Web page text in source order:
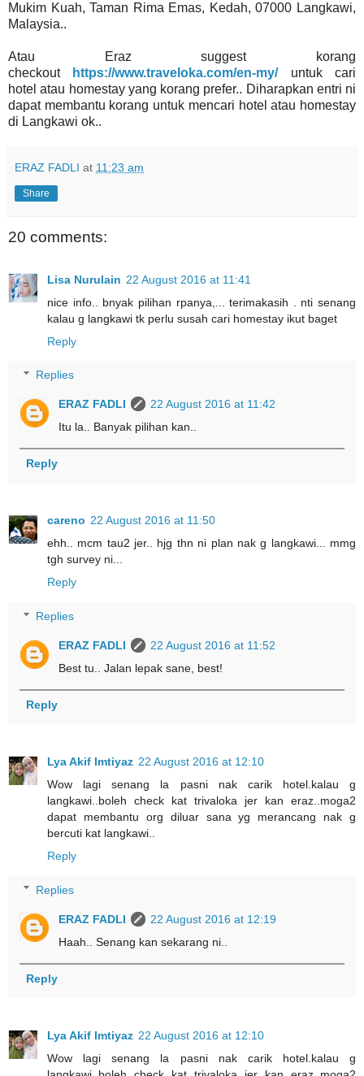
Mukim Kuah, Taman Rima Emas, Kedah, 07000 Langkawi,
Malaysia..
Atau Eraz suggest korang
checkout
https://www.traveloka.com/en-my/untuk cari
hotel atau homestay yang korang prefer.. Diharapkan entri ni
dapat membantu korang untuk mencari hotel atau homestay
di Langkawi ok..
ERAZ FADLI at 11:23 am
Share
20 comments:
Lisa Nurulain 22 August 2016 at 11:41
nice info.. bnyak pilihan rpanya,... terimakasih . nti senang
kalau g langkawi tk perlu susah cari homestay ikut baget
Reply
Replies
ERAZ FADLI
22 August 2016 at 11:42
Itu la.. Banyak pilihan kan..
Reply
careno 22 August 2016 at 11:50
ehh.. mcm tau2 jer.. hjg thn ni plan nak g langkawi... mmg
tgh survey ni...
Reply
Replies
ERAZ FADLI
22 August 2016 at 11:52
Best tu.. Jalan lepak sane, best!
Reply
Lya Akif Imtiyaz 22 August 2016 at 12:10
Wow lagi senang la pasni nak carik hotel.kalau g
langkawi..boleh check kat trivaloka jer kan eraz..moga2
dapat membantu org diluar sana yg merancang nak g
bercuti kat langkawi..
Reply
Replies
ERAZ FADLI
22 August 2016 at 12:19
Haah.. Senang kan sekarang ni..
Reply
Lya Akif Imtiyaz 22 August 2016 at 12:10
Wow lagi senang la pasni nak carik hotel.kalau g